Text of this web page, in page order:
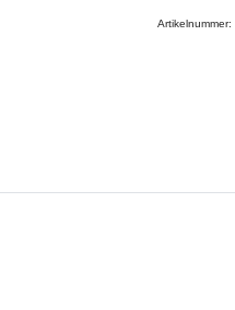
Artikelnummer: